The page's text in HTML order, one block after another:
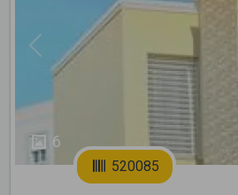
6
Previous
520085